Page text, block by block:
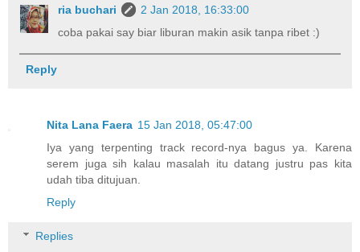
ria buchari
2 Jan 2018, 16:33:00
coba pakai say biar liburan makin asik tanpa ribet :)
Reply
Nita Lana Faera 15 Jan 2018, 05:47:00
Iya yang terpenting track record-nya bagus ya. Karena
serem juga sih kalau masalah itu datang justru pas kita
udah tiba ditujuan.
Reply
Replies